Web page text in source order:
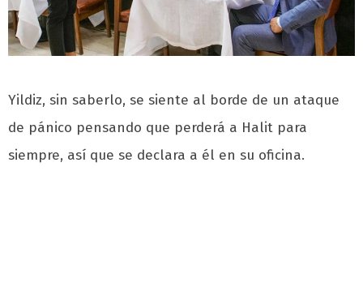
Yildiz, sin saberlo, se siente al borde de un ataque
de pánico pensando que perderá a Halit para
siempre, así que se declara a él en su oficina.